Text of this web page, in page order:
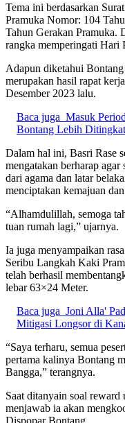
Tema ini berdasarkan
Pramuka Nomor: 104
Tahun Gerakan Pramuka.
rangka memperingati Hari
Adapun diketahui
merupakan hasil rapat
Desember 2023 lalu.
Baca juga Masuk
Bontang Lebih
Dalam hal ini, Basri Rase
mengatakan berharap
dari agama dan latar
menciptakan kemajuan
“Alhamdulillah, semoga
tuan rumah lagi,” ujarnya.
Ia juga menyampaikan
Seribu Langkah Kaki
telah berhasil
lebar 63×24 Meter.
Baca juga Joni Alla'
Mitigasi Longsor di
“Saya terharu, semua
pertama kalinya Bontang
Bangga,” terangnya.
Saat ditanyain soal reward
menjawab ia akan
Dispopar Bontang.